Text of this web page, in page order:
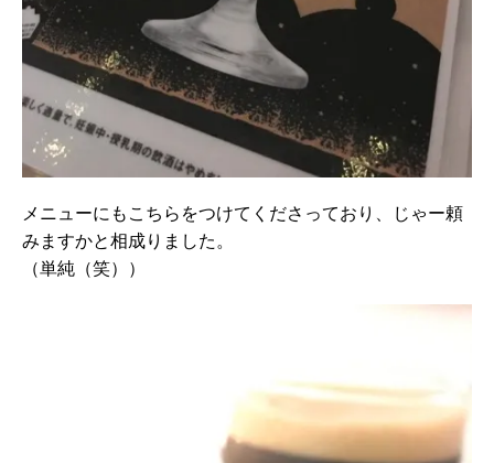
メニューにもこちらをつけてくださっており、じゃー頼
みますかと相成りました。
（単純（笑））